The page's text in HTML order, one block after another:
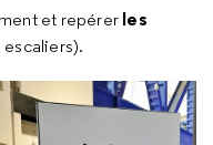
et repérer les
escaliers).